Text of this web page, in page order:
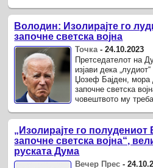
Володин: Изолирајте го
започне светска војна
Точка-24.10.2023
Претседателот на
изјави дека
Џозеф Бајден, мора
започне светска
човештвото му
„Изолирајте го полудениот
започне светска војна“,
руската Дума
Вечер Прес -